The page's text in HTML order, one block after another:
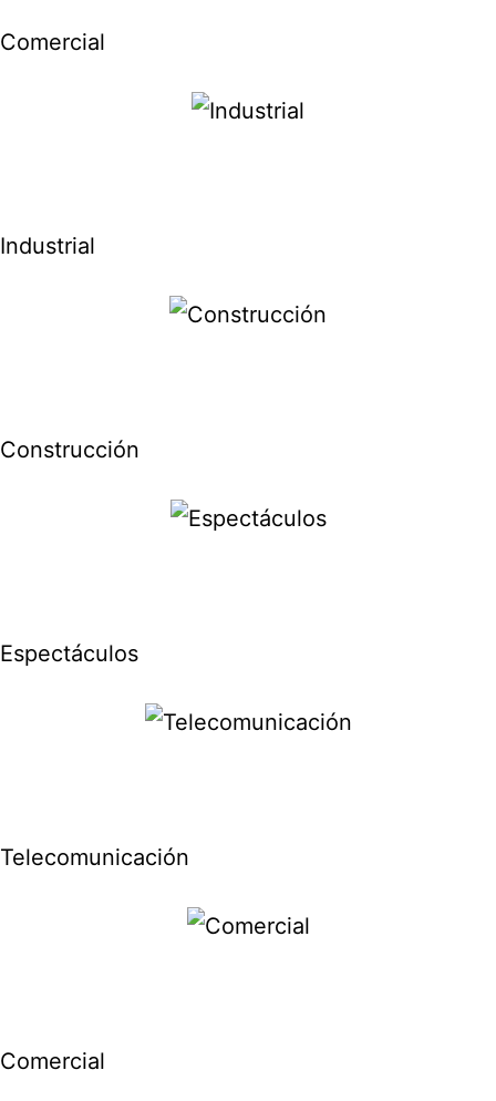
Comercial
Industrial
Construcción
Espectáculos
Telecomunicación
Comercial